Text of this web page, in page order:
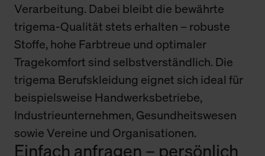
Verarbeitung. Dabei bleibt die bewährte
trigema-Qualität stets erhalten – robuste
Stoffe, hohe Farbtreue und optimaler
Tragekomfort sind selbstverständlich. Die
trigema Berufskleidung eignet sich ideal für
beispielsweise Handwerksbetriebe,
Industrieunternehmen, Gesundheitswesen
sowie Vereine und Organisationen.
Einfach anfragen – persönlich